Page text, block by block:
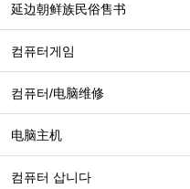
延边朝鲜族民俗售书
컴퓨터게임
컴퓨터/电脑维修
电脑主机
컴퓨터 삽니다